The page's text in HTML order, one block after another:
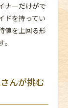
ナーだけがで
ドを持ってい
値を上回る形
んが挑む